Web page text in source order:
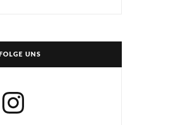
FOLGE UNS
Instagram